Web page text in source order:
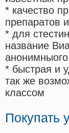
* качество
препаратов
* для
название
* быстрая и
так же
классом
Покупать